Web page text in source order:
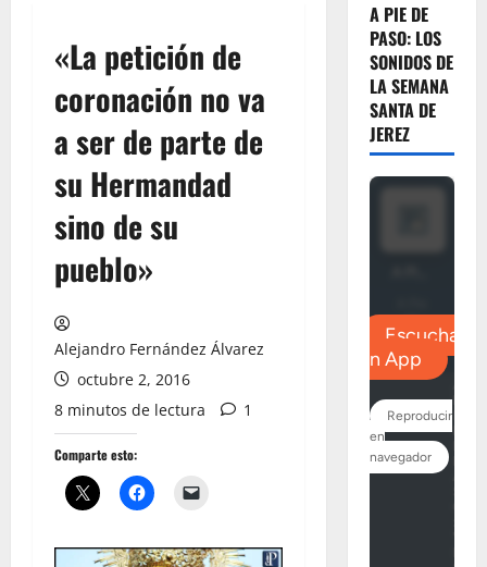
«La petición de
coronación no va
a ser de parte de
su Hermandad
sino de su
pueblo»
Alejandro Fernández Álvarez
octubre 2, 2016
8 minutos de lectura
1
Comparte esto:
A PIE DE
PASO: LOS
SONIDOS DE
LA SEMANA
SANTA DE
JEREZ